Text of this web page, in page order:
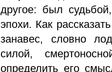
другое: был
эпохи. Как
занавес, словно
силой,
определить его